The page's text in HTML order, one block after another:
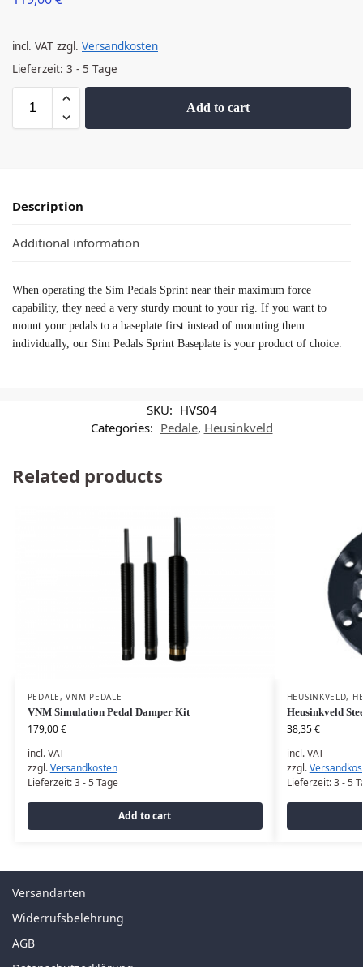
incl. VAT zzgl. Versandkosten
Lieferzeit: 3 - 5 Tage
Add to cart
Description
Additional information
When operating the Sim Pedals Sprint near their maximum force
capability, they need a very sturdy mount to your rig. If you want to
mount your pedals to a baseplate first instead of mounting them
individually, our Sim Pedals Sprint Baseplate is your product of choice.
SKU: HVS04
Categories: Pedale, Heusinkveld
Related products
PEDALE,VNM PEDALE
VNM Simulation Pedal Damper Kit
179,00€
incl. VAT
zzgl.Versandkosten
Lieferzeit:3 - 5 Tage
Add to cart
HEUSINKVELD,
Heusinkveld
38,35€
incl. VAT
zzgl.
Lieferzeit:3 - 5
Versandarten
Widerrufsbelehrung
AGB